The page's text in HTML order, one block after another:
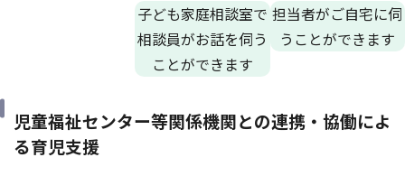
子ども家庭相談室で
相談員がお話を伺う
ことができます
担当者がご自宅に伺
うことができます
児童福祉センター等関係機関との連携・協働によ
る育児支援